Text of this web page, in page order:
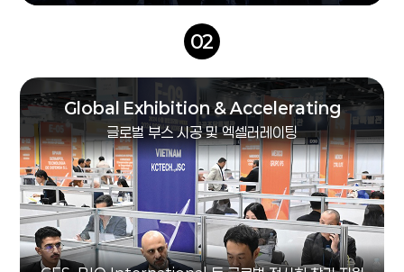
02
Global Exhibition & Accelerating
글로벌 부스 시공 및 엑셀러레이팅